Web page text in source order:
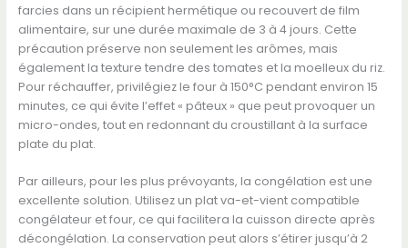
farcies dans un récipient hermétique ou recouvert de film
alimentaire, sur une durée maximale de 3 à 4 jours. Cette
précaution préserve non seulement les arômes, mais
également la texture tendre des tomates et la moelleux du riz.
Pour réchauffer, privilégiez le four à 150°C pendant environ 15
minutes, ce qui évite l’effet « pâteux » que peut provoquer un
micro-ondes, tout en redonnant du croustillant à la surface
plate du plat.
Par ailleurs, pour les plus prévoyants, la congélation est une
excellente solution. Utilisez un plat va-et-vient compatible
congélateur et four, ce qui facilitera la cuisson directe après
décongélation. La conservation peut alors s’étirer jusqu’à 2